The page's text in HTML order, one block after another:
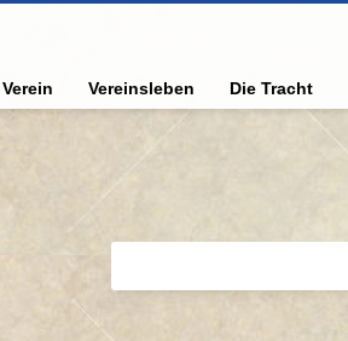
Vereinsleben Die Tracht